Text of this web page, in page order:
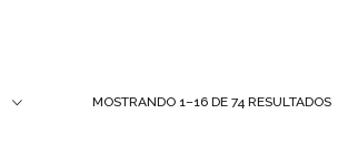
MOSTRANDO 1–16 DE 74 RESULTADOS